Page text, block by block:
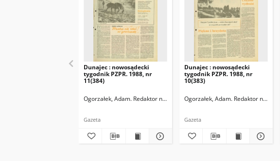
Dunajec : nowosądecki
tygodnik PZPR. 1988, nr
11(384)
Ogorzałek, Adam. Redaktor naczelny
Gazeta
Dunajec : nowosądecki
tygodnik PZPR. 1988, nr
10(383)
Ogorzałek, Adam. Redaktor naczelny
Gazeta